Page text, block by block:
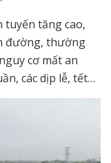
tăng cao,
đường, thường
cơ mất an
các dịp lễ, tết…